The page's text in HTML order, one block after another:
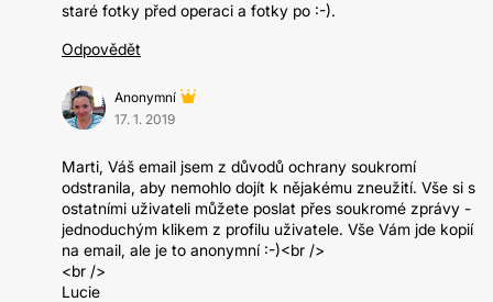
staré fotky před operaci a fotky po :-).
Odpovědět
Anonymní
17. 1. 2019
Marti, Váš email jsem z důvodů ochrany soukromí
odstranila, aby nemohlo dojít k nějakému zneužití. Vše si s
ostatními uživateli můžete poslat přes soukromé zprávy -
jednoduchým klikem z profilu uživatele. Vše Vám jde kopií
na email, ale je to anonymní :-)<br />
<br />
Lucie